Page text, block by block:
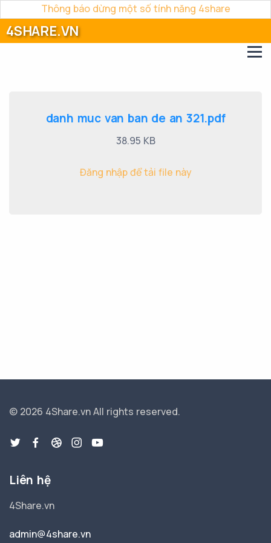
Thông báo dừng một số tính năng 4share
4SHARE.VN
danh muc van ban de an 321.pdf
38.95 KB
Đăng nhập để tải file này
© 2026 4Share.vnAll rights reserved.
Liên hệ
4Share.vn
admin@4share.vn